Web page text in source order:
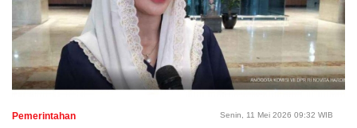
Pemerintahan Senin, 11 Mei 2026 09:32 WIB